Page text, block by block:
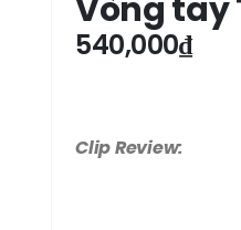
Vòng tay
540,000₫
Clip Review: